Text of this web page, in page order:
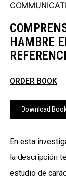
HAMBRE
ORDER BOOK
Download
En esta
la descripción
estudio de